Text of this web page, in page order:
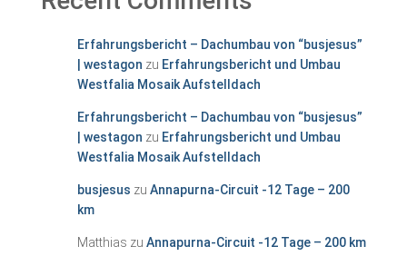
Erfahrungsbericht – Dachumbau von “busjesus”
| westagon zu Erfahrungsbericht und Umbau
Westfalia Mosaik Aufstelldach
Erfahrungsbericht – Dachumbau von “busjesus”
| westagon zu Erfahrungsbericht und Umbau
Westfalia Mosaik Aufstelldach
busjesus zu Annapurna-Circuit -12 Tage – 200
km
Matthias zu Annapurna-Circuit -12 Tage – 200 km